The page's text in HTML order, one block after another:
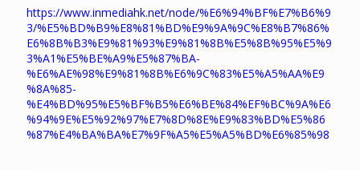
https://www.inmediahk.net/node/%E6%94%BF%E7%B6%9
3/%E5%BD%B9%E8%81%BD%E9%9A%9C%E8%B7%86%
E6%8B%B3%E9%81%93%E9%81%8B%E5%8B%95%E5%9
3%A1%E5%BE%A9%E5%87%BA-
%E6%AE%98%E9%81%8B%E6%9C%83%E5%A5%AA%E9
%8A%85-
%E4%BD%95%E5%BF%B5%E6%BE%84%EF%BC%9A%E6
%94%9E%E5%92%97%E7%8D%8E%E9%83%BD%E5%86
%87%E4%BA%BA%E7%9F%A5%E5%A5%BD%E6%85%98